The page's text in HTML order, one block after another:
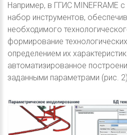
Например, в ГГИС MINEFRAME
набор инструментов,
необходимого
формирование
определением их
автоматизированное
заданными параметрами (рис.